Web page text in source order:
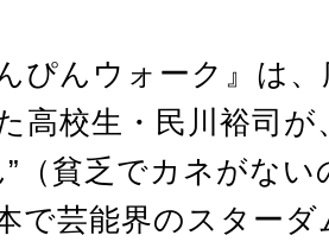
ぴんウォーク』は
高校生・民川裕司が
（貧乏でカネがない
で芸能界のスター